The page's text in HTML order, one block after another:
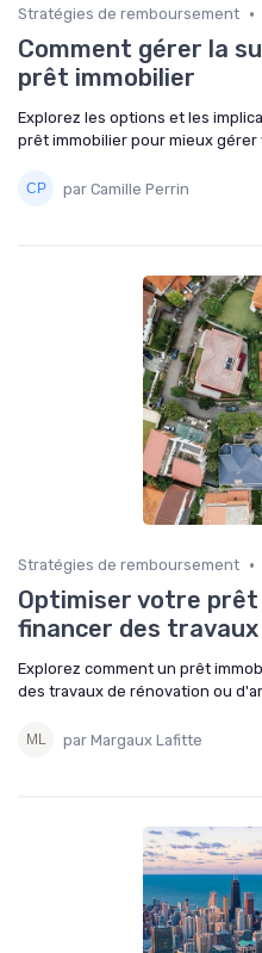
Stratégies de remboursement •
Comment gérer la
prêt immobilier
Explorez les options et les
prêt immobilier pour mieux
par Camille Perrin
Stratégies de remboursement •
Optimiser votre
financer des travaux
Explorez comment un prêt
des travaux de rénovation ou
par Margaux Lafitte